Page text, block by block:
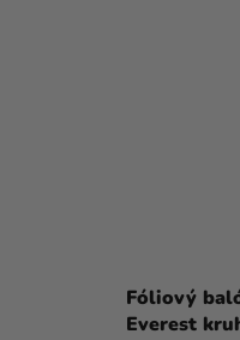
Fóliový
Everest